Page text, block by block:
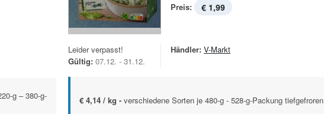
g – 380-g-
Preis: € 1,99
Leider verpasst!
Gültig: 07.12. - 31.12.
Händler: V-Markt
€ 4,14 / kg - verschiedene Sorten je 480-g - 528-g-Packung tiefgefroren